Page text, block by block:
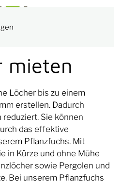
mieten
Löcher bis zu einem
erstellen. Dadurch
Sie können
das effektive
Pflanzfuchs. Mit
in Kürze und ohne Mühe
sowie Pergolen und
Bei unserem Pflanzfuchs